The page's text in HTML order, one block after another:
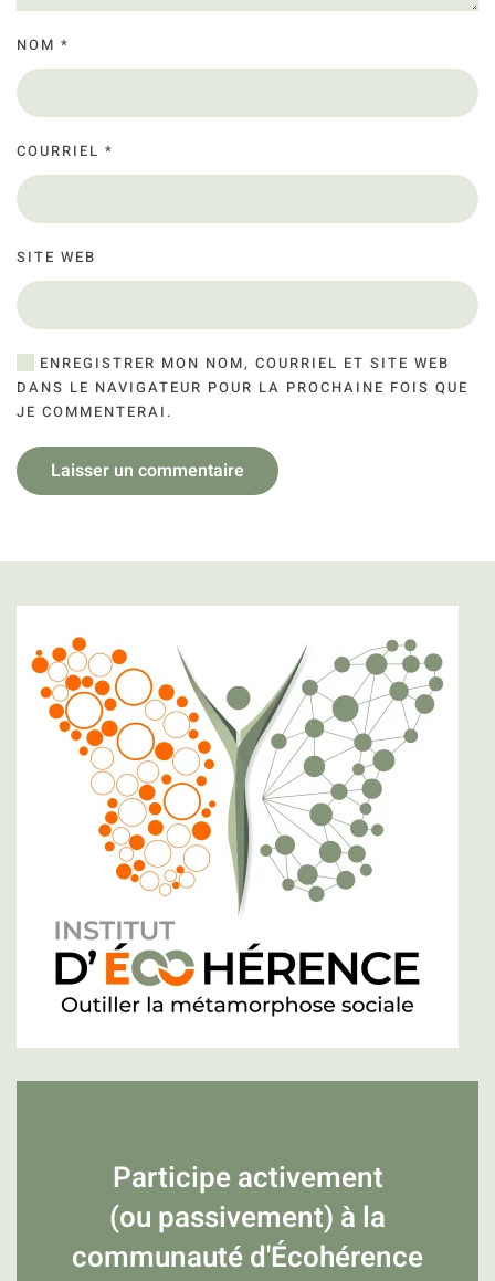
NOM *
COURRIEL *
SITE WEB
ENREGISTRER MON NOM, COURRIEL ET SITE WEB
DANS LE NAVIGATEUR POUR LA PROCHAINE FOIS QUE
JE COMMENTERAI.
Laisser un commentaire
Participe activement
(ou passivement) à la
communauté d'Écohérence